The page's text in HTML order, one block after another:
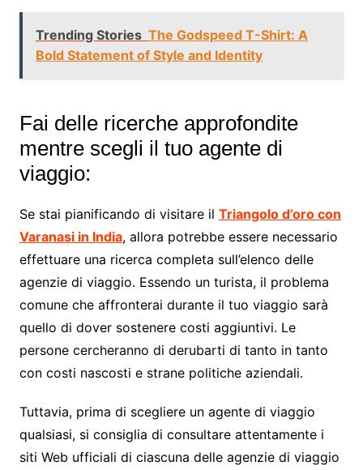
Trending Stories The Godspeed T-Shirt: A
Bold Statement of Style and Identity
Fai delle ricerche approfondite
mentre scegli il tuo agente di
viaggio:
Se stai pianificando di visitare il Triangolo d’oro con
Varanasi in India, allora potrebbe essere necessario
effettuare una ricerca completa sull’elenco delle
agenzie di viaggio. Essendo un turista, il problema
comune che affronterai durante il tuo viaggio sarà
quello di dover sostenere costi aggiuntivi. Le
persone cercheranno di derubarti di tanto in tanto
con costi nascosti e strane politiche aziendali.
Tuttavia, prima di scegliere un agente di viaggio
qualsiasi, si consiglia di consultare attentamente i
siti Web ufficiali di ciascuna delle agenzie di viaggio